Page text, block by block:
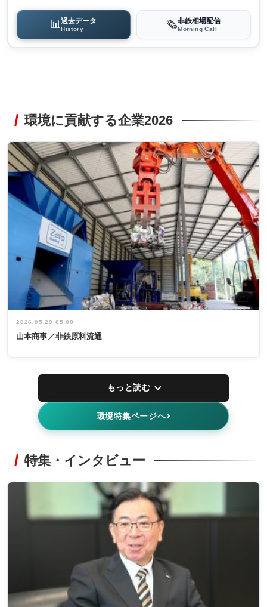
📊過去データ
History 🗞️非鉄相場配信
Morning Call
環境に貢献する企業2026
2026.05.29 05:00
山本商事／非鉄原料流通
もっと読む
環境特集ページへ
特集・インタビュー